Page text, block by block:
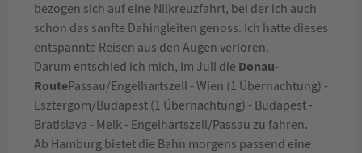
bezogen sich auf eine Nilkreuzfahrt, bei der ich auch
schon das sanfte Dahingleiten genoss. Ich hatte dieses
entspannte Reisen aus den Augen verloren.
Darum entschied ich mich, im Juli die Donau-
RoutePassau/Engelhartszell - Wien (1 Übernachtung) -
Esztergom/Budapest (1 Übernachtung) - Budapest -
Bratislava - Melk - Engelhartszell/Passau zu fahren.
Ab Hamburg bietet die Bahn morgens passend eine